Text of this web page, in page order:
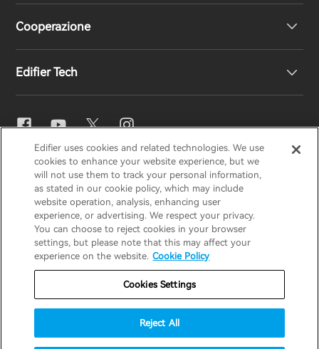
Supporto prodotto
La nostra storia
Cooperazione
Diventa distributore
Edifier Tech
Impostazioni EQ
Snapdragon Sound™
Streaming musicale
EDIFIERAIRPULSESTAXHECATE
Informativa sulla privacy Informativa sui cookie
Termini di utilizzo
Italia / Italiano
Edifier uses cookies and related technologies. We use
cookies to enhance your website experience, but we
will not use them to track your personal information,
as stated in our cookie policy, which may include
website operation, analysis, enhancing user
experience, or advertising. We respect your privacy.
You can choose to reject cookies in your browser
settings, but please note that this may affect your
experience on the website. Cookie Policy
Cookies Settings
Reject All